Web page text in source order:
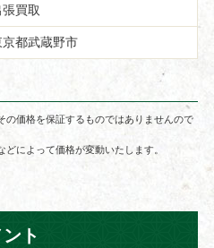
張買取
京都武蔵野市
価格を保証するものではありませんので
によって価格が変動いたします。
ト